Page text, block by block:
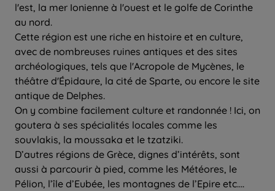
l'est, la mer Ionienne à l'ouest et le golfe de Corinthe
au nord.
Cette région est une riche en histoire et en culture,
avec de nombreuses ruines antiques et des sites
archéologiques, tels que l'Acropole de Mycènes, le
théâtre d'Épidaure, la cité de Sparte, ou encore le site
antique de Delphes.
On y combine facilement culture et randonnée ! Ici, on
goutera à ses spécialités locales comme les
souvlakis, la moussaka et le tzatziki.
D’autres régions de Grèce, dignes d’intérêts, sont
aussi à parcourir à pied, comme les Météores, le
Pélion, l’île d’Eubée, les montagnes de l’Epire etc….